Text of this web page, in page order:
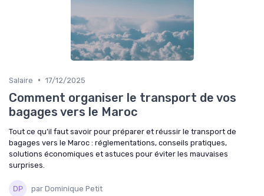
Salaire • 17/12/2025
Comment organiser le transport de vos
bagages vers le Maroc
Tout ce qu’il faut savoir pour préparer et réussir le transport de
bagages vers le Maroc : réglementations, conseils pratiques,
solutions économiques et astuces pour éviter les mauvaises
surprises.
par Dominique Petit